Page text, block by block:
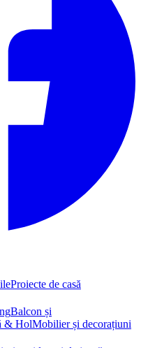
Proiecte de casă
Balcon și
& HolMobilier și decorațiuni